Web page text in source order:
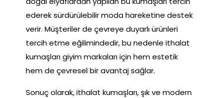
ederek sürdürülebilir moda hareketine destek
verir. Müşteriler de çevreye duyarlı ürünleri
tercih etme eğilimindedir, bu nedenle ithalat
kumaşları giyim markaları için hem estetik
hem de çevresel bir avantaj sağlar.
Sonuç olarak, ithalat kumaşları, şık ve modern